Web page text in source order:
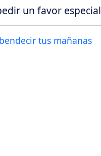
un favor especial